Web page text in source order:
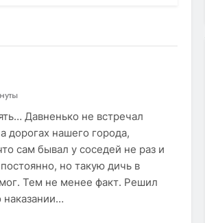
Давненько не встречал
дорогах нашего города,
сам бывал у соседей не раз и
но такую дичь в
Тем не менее факт. Решил
наказании…